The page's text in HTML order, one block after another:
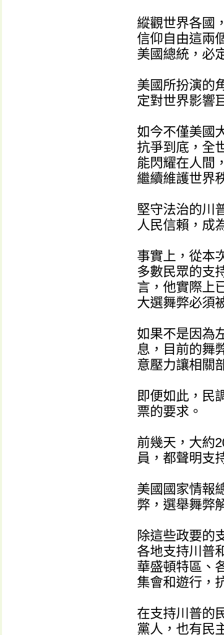
縱觀世界各國
信仰自由這兩
美國總統，必
美國所扮演的
定對世界影響
如今不僅美國
抗爭到底，全
能閃耀在人間
繼續維護世界
堅守法治的川
人民信賴，成
事實上，從本
多數民眾的支
言，他實際上
大選舞弊必須
如果不是因為
息，目前的舞
意壓力讓相關
即便如此，民
票的要求。
前幾天，大約
員，都聲明支
美國國家情報
弊，選舉舞弊
除這些政要的
各地支持川普
華盛頓特區、
集會和遊行，
在支持川普的
黨人，也有民